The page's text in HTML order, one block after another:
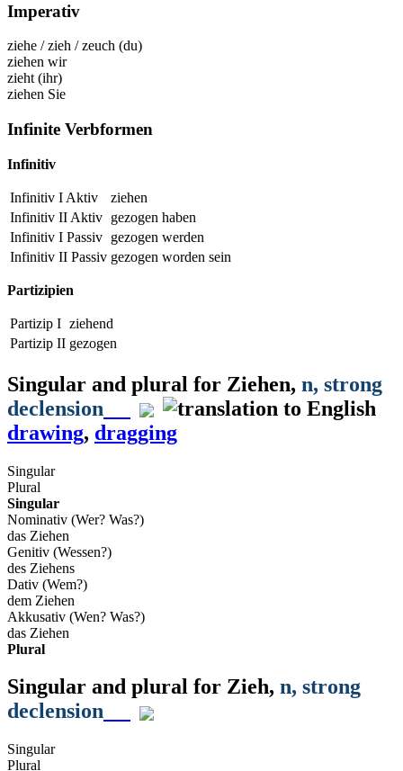
Imperativ
ziehe /zieh /zeuch (du)
ziehen wir
zieht (ihr)
ziehen Sie
Infinite Verbformen
Infinitiv
Infinitiv I Aktiv
ziehen
Infinitiv II Aktiv gezogen haben
Infinitiv I Passiv gezogen werden
Infinitiv II Passiv gezogen worden sein
Partizipien
Partizip I ziehend
Partizip II gezogen
Singular and plural for Ziehen, n, strong
declension
drawing, dragging
Singular
Plural
Singular
Nominativ (Wer? Was?)
das Ziehen
Genitiv (Wessen?)
des Ziehens
Dativ (Wem?)
dem Ziehen
Akkusativ (Wen? Was?)
das Ziehen
Plural
Singular and plural for Zieh, n, strong
declension
Singular
Plural